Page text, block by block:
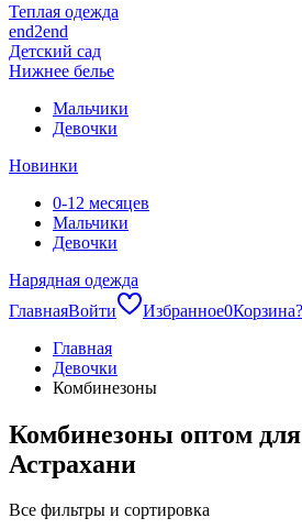
Теплая одежда
end2end
Детский сад
Нижнее белье
Мальчики
Девочки
Новинки
0-12 месяцев
Мальчики
Девочки
Нарядная одежда
ГлавнаяВойти Избранное0Корзина?
Главная
Девочки
Комбинезоны
Комбинезоны оптом
Астрахани
Все фильтры и сортировка